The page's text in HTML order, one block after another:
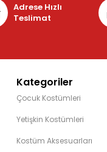
Adrese Hızlı
Teslimat
Kategoriler
Çocuk Kostümleri
Yetişkin Kostümleri
Kostüm Aksesuarları